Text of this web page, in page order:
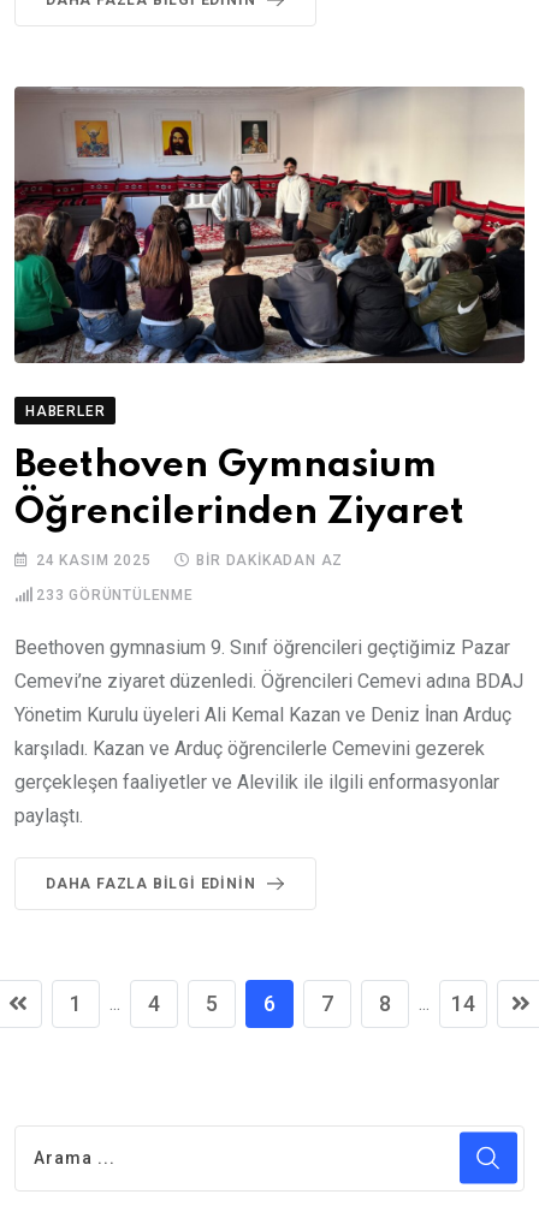
HABERLER
Beethoven Gymnasium
Öğrencilerinden Ziyaret
24 KASIM 2025 BIR DAKIKADAN AZ
233 GÖRÜNTÜLENME
Beethoven gymnasium 9. Sınıf öğrencileri geçtiğimiz Pazar
Cemevi’ne ziyaret düzenledi. Öğrencileri Cemevi adına BDAJ
Yönetim Kurulu üyeleri Ali Kemal Kazan ve Deniz İnan Arduç
karşıladı. Kazan ve Arduç öğrencilerle Cemevini gezerek
gerçekleşen faaliyetler ve Alevilik ile ilgili enformasyonlar
paylaştı.
DAHA FAZLA BILGI EDININ
1 4 5 6 7 8 14